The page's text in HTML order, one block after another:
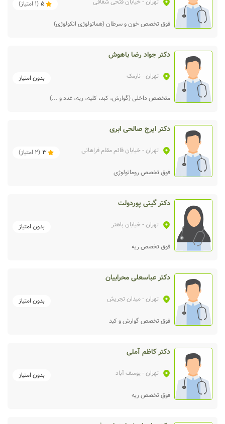
تهران- خیابان فتحی شقاقی 5
(
1 امتیاز)
فوق تخصص خون و سرطان (هماتولوژی انکولوژی)
دکتر جواد رضا باهوش
تهران- نارمک بدون امتیاز
متخصص داخلی (گوارش، کبد، کلیه، ریه، غدد و ...)
دکتر ایرج صالحی ابری
تهران- خیابان قائم مقام فراهانی 3
(
2 امتیاز)
فوق تخصص روماتولوژی
دکتر گیتی پوردولت
تهران- خیابان باهنر بدون امتیاز
فوق تخصص ریه
دکتر عباسعلی محرابیان
تهران- میدان تجریش بدون امتیاز
فوق تخصص گوارش و کبد
دکتر کاظم آملی
تهران- یوسف آباد بدون امتیاز
فوق تخصص ریه